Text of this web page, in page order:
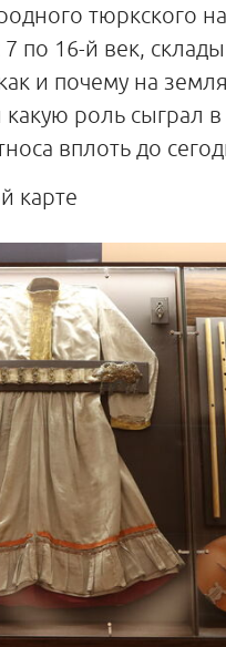
тюркского
по 16-й век,
и почему на
какую роль сыграл
вплоть до
карте